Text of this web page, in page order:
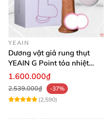
YEAIN
Dương vật giả rung thụt
YEAIN G Point tỏa nhiệt
điều khiển từ xa
1.600.000₫
2.539.000₫
-37%
(2,590)